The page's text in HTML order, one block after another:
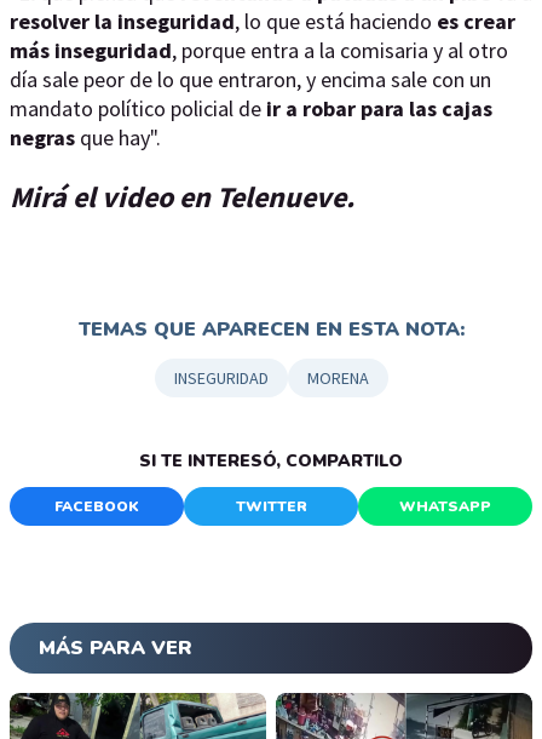
resolver la inseguridad, lo que está haciendo es crear
más inseguridad, porque entra a la comisaria y al otro
día sale peor de lo que entraron, y encima sale con un
mandato político policial de ir a robar para las cajas
negras que hay".
Mirá el video en Telenueve.
TEMAS QUE APARECEN EN ESTA NOTA:
INSEGURIDAD MORENA
SI TE INTERESÓ, COMPARTILO
FACEBOOK TWITTER WHATSAPP
MÁS PARA VER